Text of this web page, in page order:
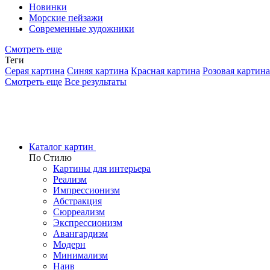
Новинки
Морские пейзажи
Современные художники
Смотреть еще
Теги
Серая картина Синяя картина Красная картина Розовая картина
Смотреть еще Все результаты
Каталог картин
По Стилю
Картины для интерьера
Реализм
Импрессионизм
Абстракция
Сюрреализм
Экспрессионизм
Авангардизм
Модерн
Минимализм
Наив